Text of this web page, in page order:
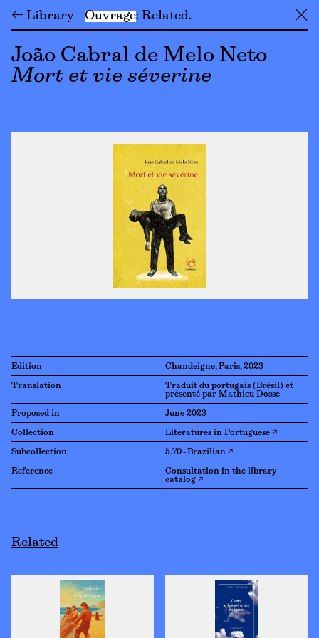
← Library Ouvrage Related ╳
João Cabral de Melo Neto
Mort et vie séverine
Edition Chandeigne, Paris, 2023
Translation
Traduit du portugais (Brésil) et
présenté par Mathieu Dosse
Proposed in June 2023
Collection Literatures in Portuguese ↗
Subcollection 5.70 - Brazilian ↗
Reference
Consultation in the library
catalog ↗
Related